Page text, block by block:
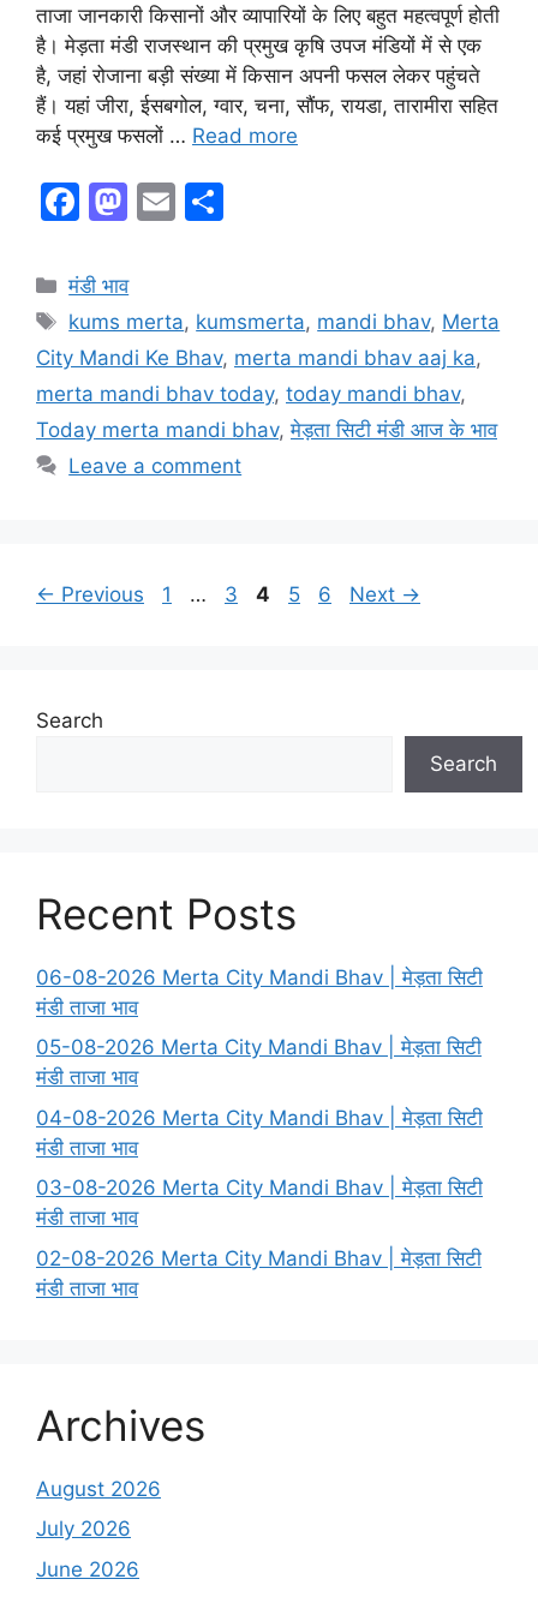
ताजा जानकारी किसानों और व्यापारियों के लिए बहुत महत्वपूर्ण होती
है। मेड़ता मंडी राजस्थान की प्रमुख कृषि उपज मंडियों में से एक
है, जहां रोजाना बड़ी संख्या में किसान अपनी फसल लेकर पहुंचते
हैं। यहां जीरा, ईसबगोल, ग्वार, चना, सौंफ, रायडा, तारामीरा सहित
कई प्रमुख फसलों … Read more
F
c
e
b
o
o
k
M
st
o
d
o
n
E
l
e
Categories
मंडी भाव
Tags
kums merta, kumsmerta, mandi bhav, Merta
City Mandi Ke Bhav, merta mandi bhav aaj ka,
merta mandi bhav today, today mandi bhav,
Today merta mandi bhav,मेड़ता सिटी मंडी आज के भाव
Leave a comment
← Previous Page
1 … Page
3 Page
4 Page
5 Page
6 Next →
Search
Search
Recent Posts
06-08-2026 Merta City Mandi Bhav | मेड़ता सिटी
मंडी ताजा भाव
05-08-2026 Merta City Mandi Bhav | मेड़ता सिटी
मंडी ताजा भाव
04-08-2026 Merta City Mandi Bhav | मेड़ता सिटी
मंडी ताजा भाव
03-08-2026 Merta City Mandi Bhav | मेड़ता सिटी
मंडी ताजा भाव
02-08-2026 Merta City Mandi Bhav | मेड़ता सिटी
मंडी ताजा भाव
Archives
August 2026
July 2026
June 2026